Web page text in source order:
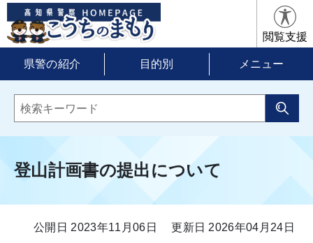
閲覧支援
県警の紹介 目的別 メニュー
登山計画書の提出について
公開日 2023年11月06日 更新日 2026年04月24日